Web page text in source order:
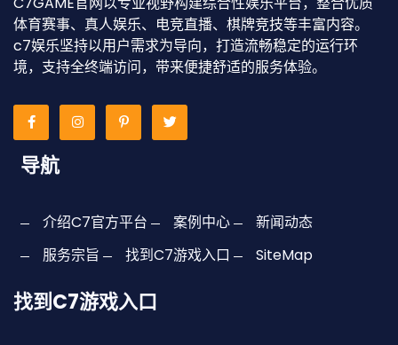
体育赛事、真人娱乐、电竞直播、棋牌竞技等丰富内容。
c7娱乐坚持以用户需求为导向，打造流畅稳定的运行环
境，支持全终端访问，带来便捷舒适的服务体验。
导航
介绍C7官方平台 案例中心
新闻动态
服务宗旨
找到C7游戏入口 SiteMap
找到C7游戏入口